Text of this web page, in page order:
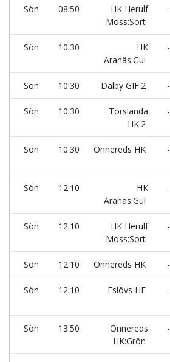
Sön 08:50
HK Herulf
Moss:Sort
-
Sön 10:30
HK
Aranäs:Gul
-
Sön 10:30 Dalby GIF:2 -
Sön 10:30
Torslanda
HK:2
-
Sön 10:30 Önnereds HK -
Sön 12:10
HK
Aranäs:Gul
-
Sön 12:10
HK Herulf
Moss:Sort
-
Sön 12:10 Önnereds HK -
Sön 12:10 Eslövs HF -
Sön 13:50
Önnereds
HK:Grön
-